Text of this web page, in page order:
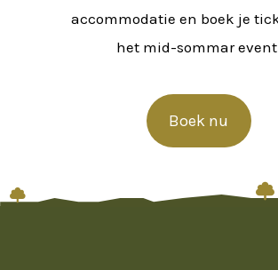
accommodatie en boek je
het mid-sommar
Boek nu

